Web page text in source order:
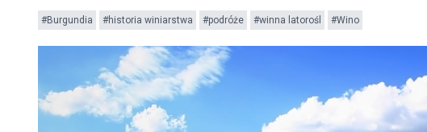
#Burgundia #historia winiarstwa #podróże #winna latorośl #Wino